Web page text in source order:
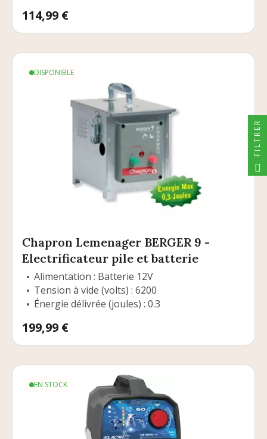
Prix
114,99 €
DISPONIBLE
Chapron Lemenager BERGER 9 -
Electrificateur pile et batterie
Alimentation : Batterie 12V
Tension à vide (volts) : 6200
Énergie délivrée (joules) : 0.3
Prix
199,99 €
EN STOCK
FILTRER